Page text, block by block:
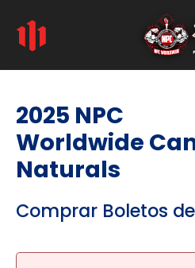
2025 NPC
Worldwide
Naturals
Comprar Boletos